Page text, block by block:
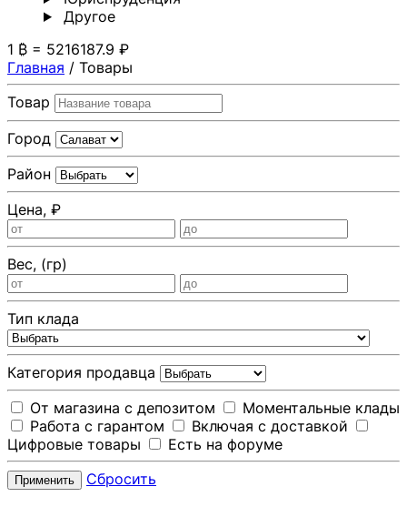
Другoе
1 ₿ = 5216187.9 ₽
Главная / Товары
Товар
Город
Район
Цена, ₽
Вес, (гр)
Тип клада
Категория продавца
От магазина с депозитом
Моментальные клады
Работа с гарантом
Включая с доставкой
Цифровые товары
Есть на форуме
Применить Сбросить